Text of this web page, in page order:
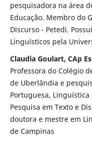
pesquisadora na área
Educação. Membro do
Discurso - Petedi.
Linguísticos pela
Claudia Goulart, CAp
Professora do Colégio
de Uberlândia e
Portuguesa,
Pesquisa em Texto e
doutora e mestre em
de Campinas